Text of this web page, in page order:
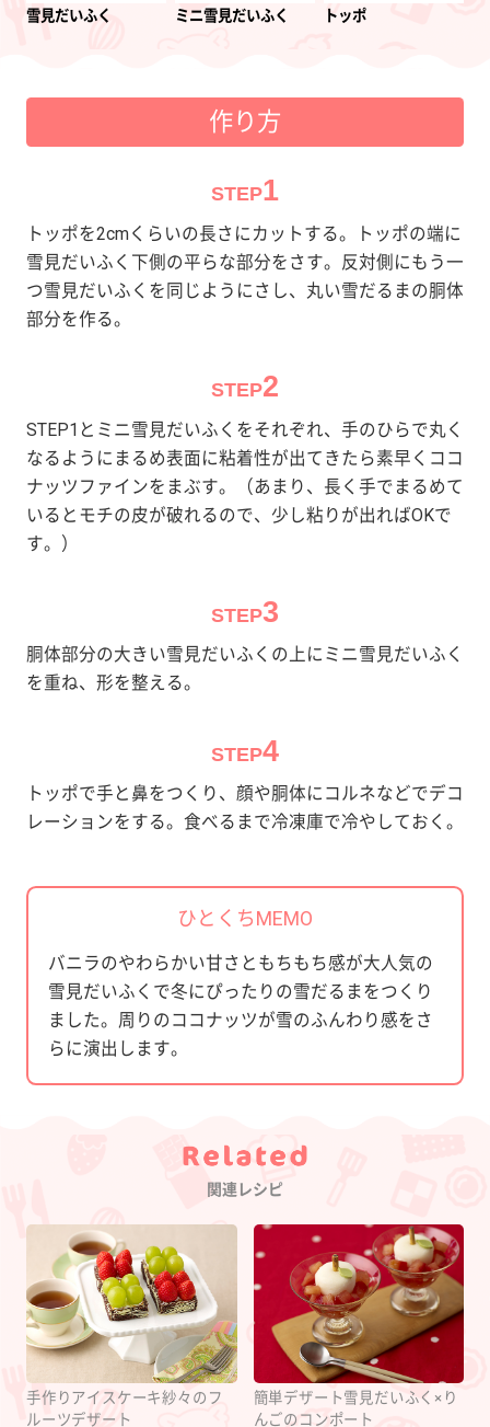
雪見だいふく ミニ雪見だいふく トッポ
作り方
STEP1
トッポを2cmくらいの長さにカットする。トッポの端に
雪見だいふく下側の平らな部分をさす。反対側にもう一
つ雪見だいふくを同じようにさし、丸い雪だるまの胴体
部分を作る。
STEP2
STEP1とミニ雪見だいふくをそれぞれ、手のひらで丸く
なるようにまるめ表面に粘着性が出てきたら素早くココ
ナッツファインをまぶす。（あまり、長く手でまるめて
いるとモチの皮が破れるので、少し粘りが出ればOKで
す。）
STEP3
胴体部分の大きい雪見だいふくの上にミニ雪見だいふく
を重ね、形を整える。
STEP4
トッポで手と鼻をつくり、顔や胴体にコルネなどでデコ
レーションをする。食べるまで冷凍庫で冷やしておく。
ひとくちMEMO
バニラのやわらかい甘さともちもち感が大人気の
雪見だいふくで冬にぴったりの雪だるまをつくり
ました。周りのココナッツが雪のふんわり感をさ
らに演出します。
Category
関連レシピ
手作りアイスケーキ紗々のフ
ルーツデザート
簡単デザート雪見だいふく×り
んごのコンポート